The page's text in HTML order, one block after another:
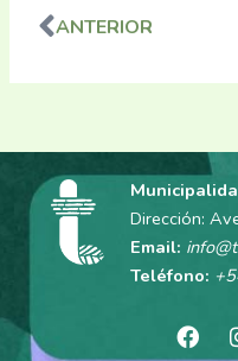
Ant
ANTERIOR
Dirección:
Email:
Teléfono:
F
a